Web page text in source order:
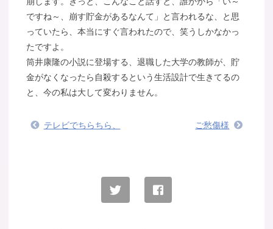
ですね～、崩す貯金があるなんて」と言われるな、と思
っていたら、本当にすぐ言われたので、笑うしかなかっ
たですよ。
筒井康隆の小説に登場する、退職した大学の教師が、貯
金がなくなったら自殺するという生活設計で生きてるの
と、今の私は大して変わりません。
テレビでちらちら、 ご愁傷様